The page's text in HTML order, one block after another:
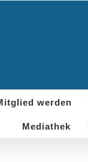
werden
Mediathek